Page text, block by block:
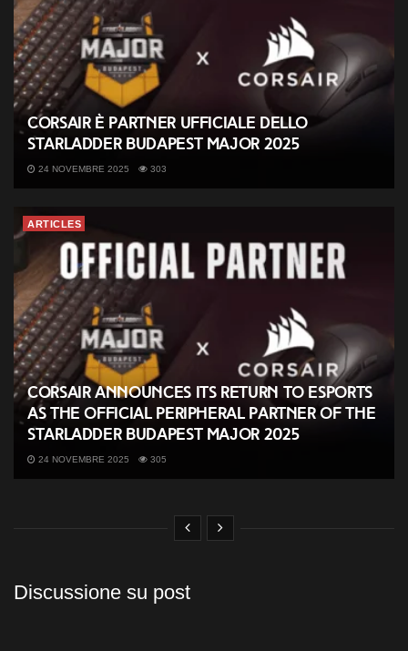
CORSAIR è partner ufficiale dello
StarLadder Budapest Major 2025
24 NOVEMBRE 2025 303
ARTICLES
CORSAIR Announces its Return to Esports
as the Official Peripheral Partner of the
StarLadder Budapest Major 2025
24 NOVEMBRE 2025 305
Discussione su post